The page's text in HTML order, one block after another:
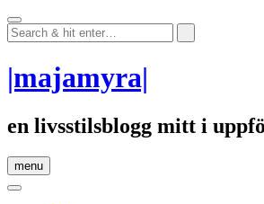
Skip
to
content
|majamyra|
en livsstilsblogg mitt i
menu